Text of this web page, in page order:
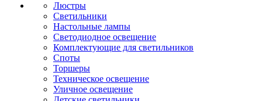
Люстры
Светильники
Настольные лампы
Светодиодное освещение
Комплектующие для светильников
Споты
Торшеры
Техническое освещение
Уличное освещение